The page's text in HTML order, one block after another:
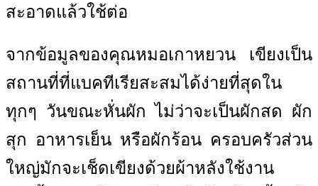
สะอาดแล้วใช้ต่อ
จากข้อมูลของคุณหมอเกาหยวน เขียงเป็น
สถานที่ที่แบคทีเรียสะสมได้ง่ายที่สุดใน
ทุกๆ วันขณะหั่นผัก ไม่ว่าจะเป็นผักสด ผัก
สุก อาหารเย็น หรือผักร้อน ครอบครัวส่วน
ใหญ่มักจะเช็ดเขียงด้วยผ้าหลังใช้งาน